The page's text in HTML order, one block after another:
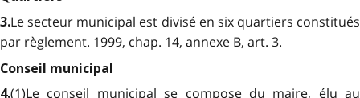
3.Le secteur municipal est divisé en six quartiers constitués
par règlement. 1999, chap. 14, annexe B, art. 3.
Conseil municipal
4.(1)Le conseil municipal se compose du maire, élu au